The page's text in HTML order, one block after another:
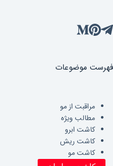
فهرست موضوعات
مراقبت از مو
مطالب ویژه
کاشت ابرو
کاشت ریش
کاشت مو